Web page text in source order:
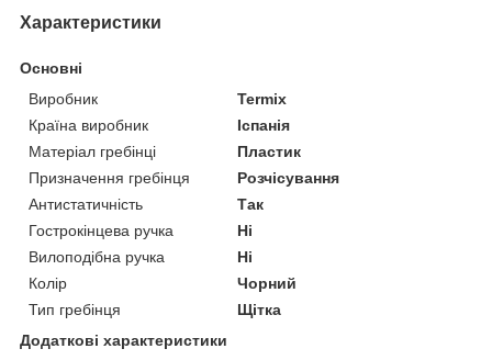
Характеристики
Основні
Виробник
Termix
Країна виробник
Іспанія
Матеріал гребінці
Пластик
Призначення гребінця
Розчісування
Антистатичність
Так
Гострокінцева ручка
Ні
Вилоподібна ручка
Ні
Колір
Чорний
Тип гребінця
Щітка
Додаткові характеристики